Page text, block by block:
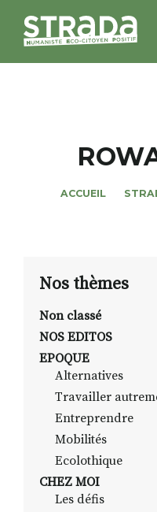
MAGAZINES
NOS THÈMES
ALTER STRADA
ROSÉE DE MAI
RECHERCHER
ACCUEIL
Nos thèmes
Non classé
NOS EDITOS
EPOQUE
Alternatives
Travailler
Entreprendre
Mobilités
Ecolothique
CHEZ MOI
Les défis